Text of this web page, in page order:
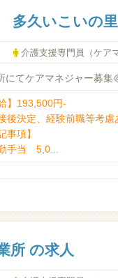
多久いこいの
介護支援専門員（ケア
にてケアマネジャー募集
】193,500円-
後決定、経験前職等考慮
事項】
手当 5,0...
所 の求人